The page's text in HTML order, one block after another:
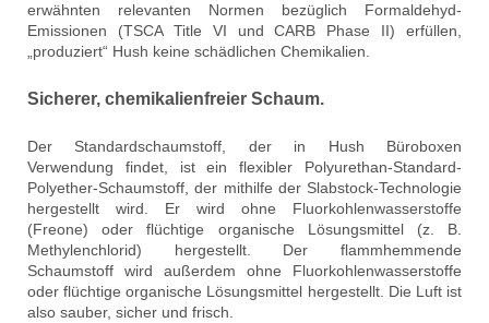
erwähnten relevanten Normen bezüglich Formaldehyd-
Emissionen (TSCA Title VI und CARB Phase II) erfüllen,
„produziert“ Hush keine schädlichen Chemikalien.
Sicherer, chemikalienfreier Schaum.
Der Standardschaumstoff, der in Hush Büroboxen
Verwendung findet, ist ein flexibler Polyurethan-Standard-
Polyether-Schaumstoff, der mithilfe der Slabstock-Technologie
hergestellt wird. Er wird ohne Fluorkohlenwasserstoffe
(Freone) oder flüchtige organische Lösungsmittel (z. B.
Methylenchlorid) hergestellt. Der flammhemmende
Schaumstoff wird außerdem ohne Fluorkohlenwasserstoffe
oder flüchtige organische Lösungsmittel hergestellt. Die Luft ist
also sauber, sicher und frisch.